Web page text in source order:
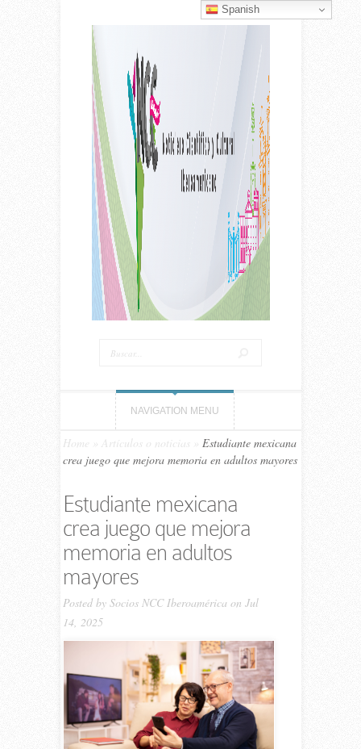
NAVIGATION MENU
Home Artículos o noticias
Estudiante mexicana
crea juego que mejora memoria en adultos mayores
Estudiante mexicana
crea juego que mejora
memoria en adultos
mayores
Posted by Socios NCC Iberoamérica on Jul
14, 2025
Spanish